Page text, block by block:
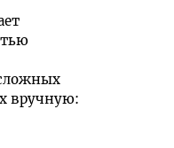
вручную: